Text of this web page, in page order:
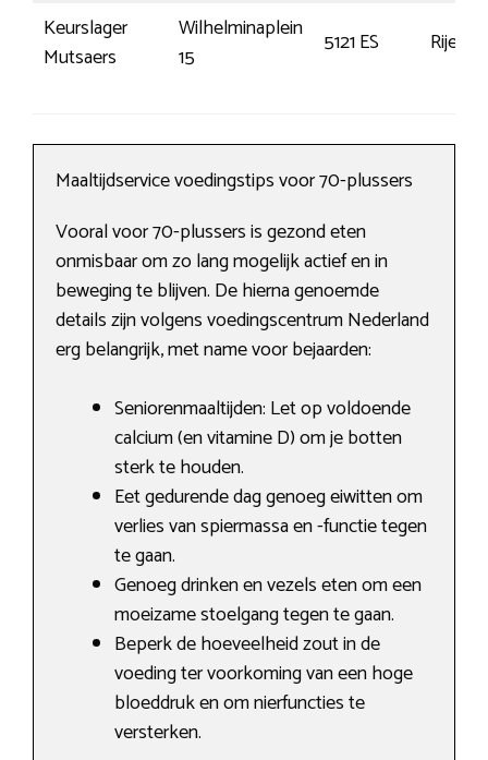
Keurslager
Mutsaers
Wilhelminaplein
15
5121 ES Rijen
Maaltijdservice voedingstips voor 70-plussers
Vooral voor 70-plussers is gezond eten
onmisbaar om zo lang mogelijk actief en in
beweging te blijven. De hierna genoemde
details zijn volgens voedingscentrum Nederland
erg belangrijk, met name voor bejaarden:
Seniorenmaaltijden: Let op voldoende
calcium (en vitamine D) om je botten
sterk te houden.
Eet gedurende dag genoeg eiwitten om
verlies van spiermassa en -functie tegen
te gaan.
Genoeg drinken en vezels eten om een
moeizame stoelgang tegen te gaan.
Beperk de hoeveelheid zout in de
voeding ter voorkoming van een hoge
bloeddruk en om nierfuncties te
versterken.